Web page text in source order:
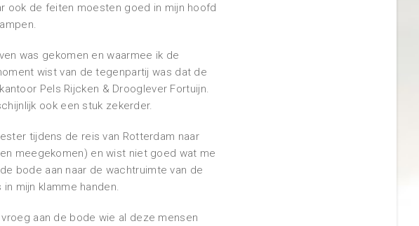
ook de feiten moesten goed in mijn hoofd
was gekomen en waarmee ik de
wist van de tegenpartij was dat de
Pels Rijcken & Drooglever Fortuijn.
ook een stuk zekerder.
tijdens de reis van Rotterdam naar
meegekomen) en wist niet goed wat me
bode aan naar de wachtruimte van de
mijn klamme handen.
aan de bode wie al deze mensen